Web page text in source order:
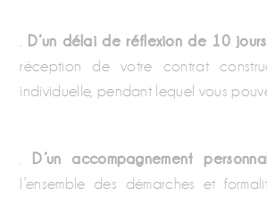
. D’un délai de réflexion de 10 jours
réception de votre contrat
individuelle, pendant lequel vous
. D’un accompagnement
l’ensemble des démarches et